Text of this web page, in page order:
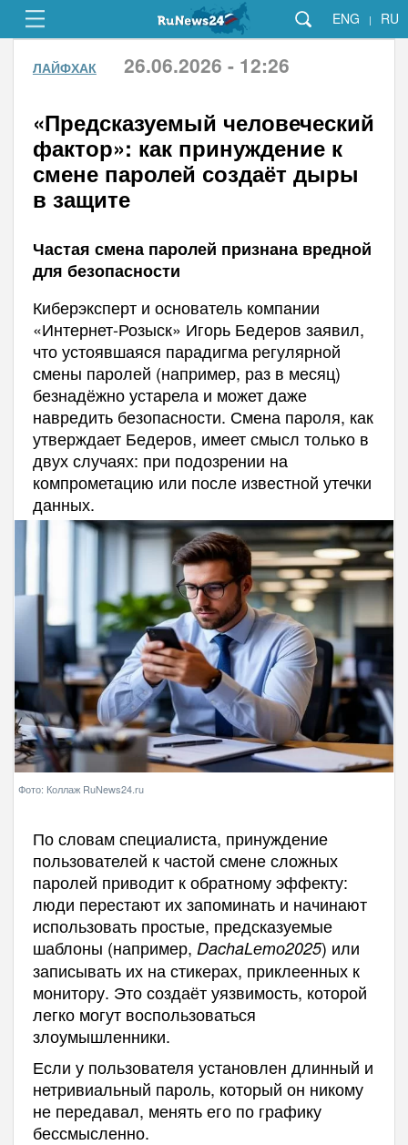
ENG | RU
ЛАЙФХАК 26.06.2026 - 12:26
«Предсказуемый человеческий
фактор»: как принуждение к
смене паролей создаёт дыры
в защите
Частая смена паролей признана вредной
для безопасности
Киберэксперт и основатель компании
«Интернет-Розыск» Игорь Бедеров заявил,
что устоявшаяся парадигма регулярной
смены паролей (например, раз в месяц)
безнадёжно устарела и может даже
навредить безопасности. Смена пароля, как
утверждает Бедеров, имеет смысл только в
двух случаях: при подозрении на
компрометацию или после известной утечки
данных.
Фото: Коллаж RuNews24.ru
По словам специалиста, принуждение
пользователей к частой смене сложных
паролей приводит к обратному эффекту:
люди перестают их запоминать и начинают
использовать простые, предсказуемые
шаблоны (например, DachaLето2025) или
записывать их на стикерах, приклеенных к
монитору. Это создаёт уязвимость, которой
легко могут воспользоваться
злоумышленники.
Если у пользователя установлен длинный и
нетривиальный пароль, который он никому
не передавал, менять его по графику
бессмысленно.